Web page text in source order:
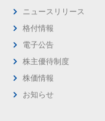
ニュースリリース
格付情報
電子公告
株主優待制度
株価情報
お知らせ